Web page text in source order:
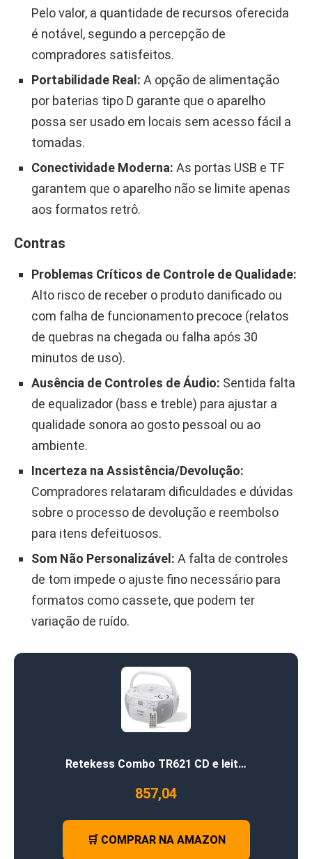
Pelo valor, a quantidade de recursos oferecida
é notável, segundo a percepção de
compradores satisfeitos.
Portabilidade Real: A opção de alimentação
por baterias tipo D garante que o aparelho
possa ser usado em locais sem acesso fácil a
tomadas.
Conectividade Moderna: As portas USB e TF
garantem que o aparelho não se limite apenas
aos formatos retrô.
Contras
Problemas Críticos de Controle de Qualidade:
Alto risco de receber o produto danificado ou
com falha de funcionamento precoce (relatos
de quebras na chegada ou falha após 30
minutos de uso).
Ausência de Controles de Áudio: Sentida falta
de equalizador (bass e treble) para ajustar a
qualidade sonora ao gosto pessoal ou ao
ambiente.
Incerteza na Assistência/Devolução:
Compradores relataram dificuldades e dúvidas
sobre o processo de devolução e reembolso
para itens defeituosos.
Som Não Personalizável: A falta de controles
de tom impede o ajuste fino necessário para
formatos como cassete, que podem ter
variação de ruído.
Retekess Combo TR621 CD e leit…
857,04
🛒 COMPRAR NA AMAZON